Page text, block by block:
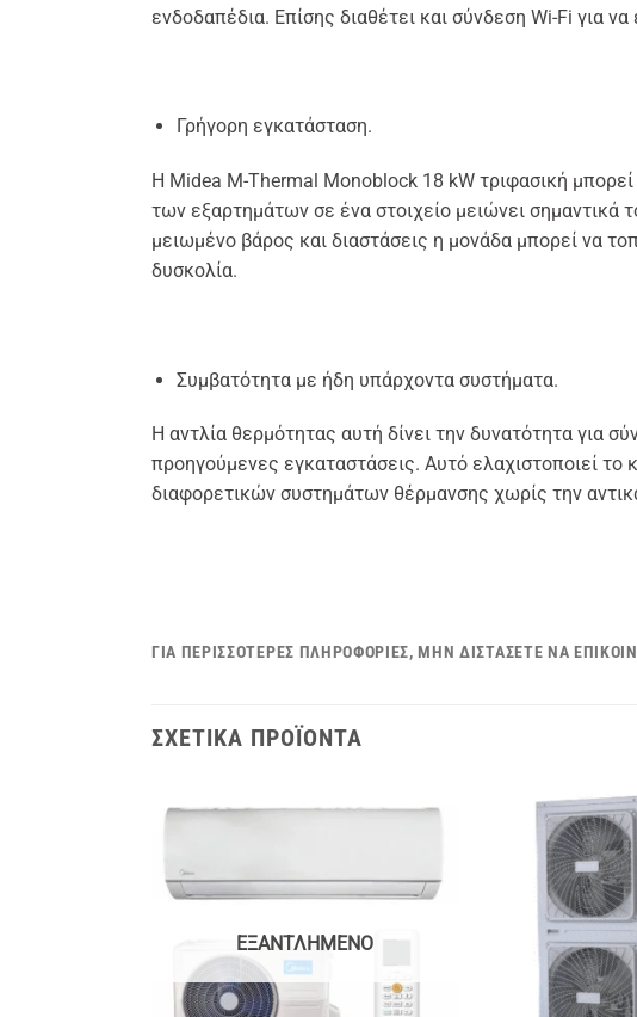
ενδοδαπέδια. Επίσης διαθέτει και σύνδεση Wi-Fi για
Γρήγορη εγκατάσταση.
Η Midea M-Thermal Monoblock 18 kW τριφασική
των εξαρτημάτων σε ένα στοιχείο μειώνει
μειωμένο βάρος και διαστάσεις η μονάδα μπορεί να
δυσκολία.
Συμβατότητα με ήδη υπάρχοντα συστήματα.
Η αντλία θερμότητας αυτή δίνει την δυνατότητα για
προηγούμενες εγκαταστάσεις. Αυτό ελαχιστοποιεί το
διαφορετικών συστημάτων θέρμανσης χωρίς την
ΓΙΑ ΠΕΡΙΣΣΌΤΕΡΕΣ ΠΛΗΡΟΦΟΡΊΕΣ, ΜΗΝ ΔΙΣΤΆΣΕΤΕ ΝΑ
ΣΧΕΤΙΚΆ ΠΡΟΪΌΝΤΑ
ΕΞΑΝΤΛΗΜΈΝΟ